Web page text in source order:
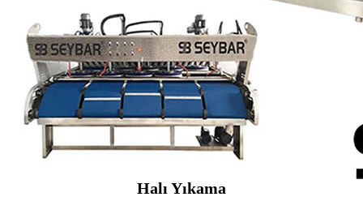
Halı Yıkama